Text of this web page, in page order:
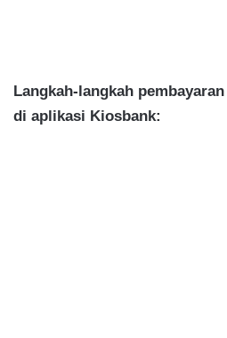
Langkah-langkah
di aplikasi Kiosbank: